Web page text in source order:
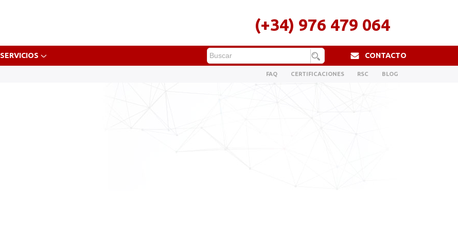
(+34) 976 479 064
SERVICIOS CONTACTO
FAQ CERTIFICACIONES RSC BLOG